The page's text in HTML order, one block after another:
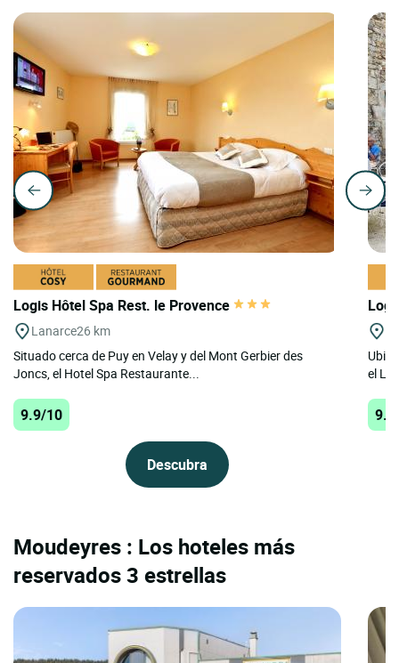
Logis Hôtel Spa Rest. le Provence
Lanarce26 km
Situado cerca de Puy en Velay y del Mont Gerbier des
Joncs, el Hotel Spa Restaurante...
9.9/10
Descubra
el
Moudeyres : Los hoteles más
reservados 3 estrellas